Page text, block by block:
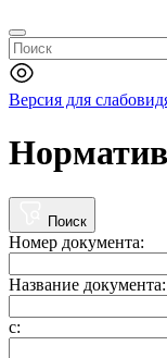
Версия для
Поиск
Номер документа:
Название документа:
с: